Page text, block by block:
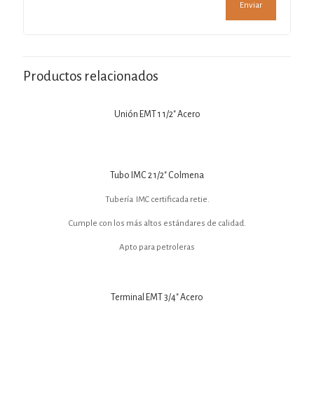
Productos relacionados
Unión EMT 1 1/2″ Acero
Tubo IMC 2 1/2″ Colmena
Tubería IMC certificada retie.
Cumple con los más altos estándares de calidad.
Apto para petroleras
Terminal EMT 3/4″ Acero